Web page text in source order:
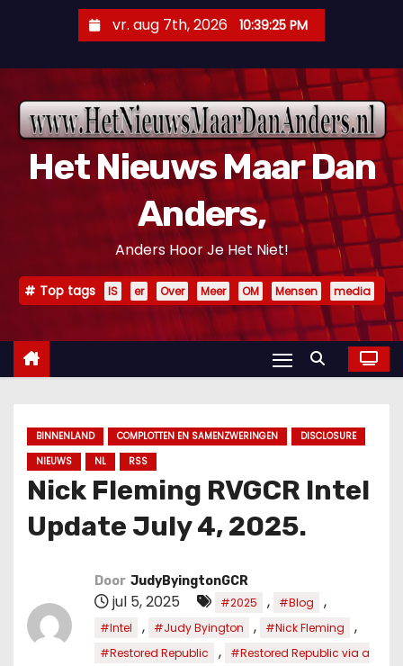
n
vr. aug 7th, 2026 10:39:26 PM
Het Nieuws Maar Dan
Anders,
Anders Hoor Je Het Niet!
Top tags IS er Over Meer OM Mensen media
BINNENLAND COMPLOTTEN EN SAMENZWERINGEN
DISCLOSURE
NIEUWS
NL RSS
Nick Fleming RVGCR Intel
Update July 4, 2025.
Door JudyByingtonGCR
jul 5, 2025 #2025 , #Blog ,
#Intel , #Judy Byington , #Nick Fleming ,
#Restored Republic ,
#Restored Republic via a